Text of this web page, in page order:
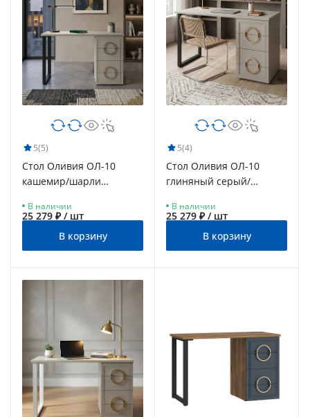
5(5)
Стол Оливия ОЛ-10
кашемир/шарли
черный
В наличии
25 279 ₽ / шт
В корзину
5(4)
Стол Оливия ОЛ-10
глиняный серый/
В наличии
25 279 ₽ / шт
В корзину